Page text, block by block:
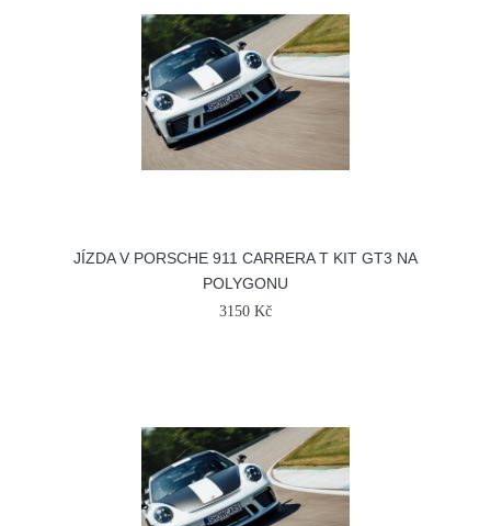
JÍZDA V PORSCHE 911 CARRERA T KIT GT3 NA
POLYGONU
3150 Kč